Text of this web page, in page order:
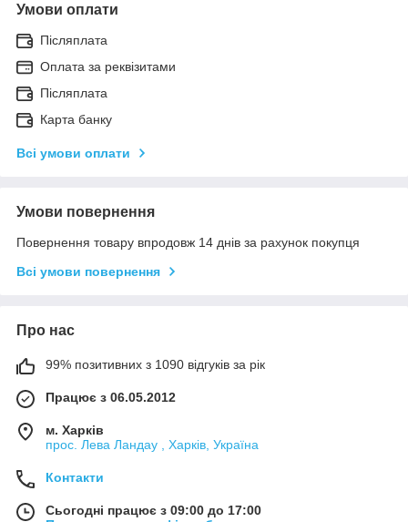
Умови оплати
Післяплата
Оплата за реквізитами
Післяплата
Карта банку
Всі умови оплати
Умови повернення
Повернення товару впродовж 14 днів за рахунок покупця
Всі умови повернення
Про нас
99% позитивних з 1090 відгуків за рік
Працює з 06.05.2012
м. Харків
прос. Лева Ландау , Харків, Україна
Контакти
Сьогодні працює з 09:00 до 17:00